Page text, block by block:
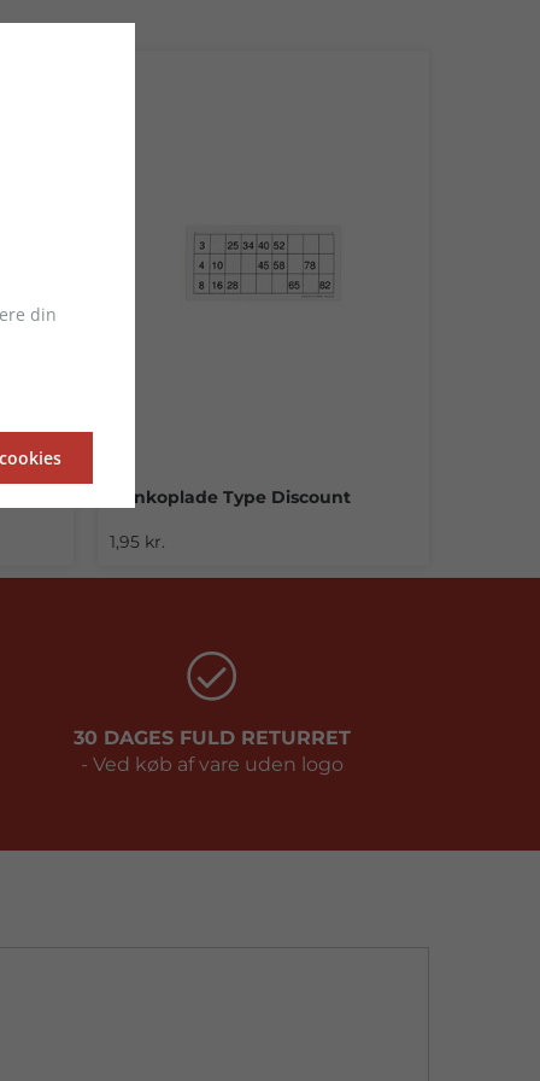
+2
Bankoplade Type Discount
1,95 kr.
30 DAGES FULD RETURRET
- Ved køb af vare uden logo
din